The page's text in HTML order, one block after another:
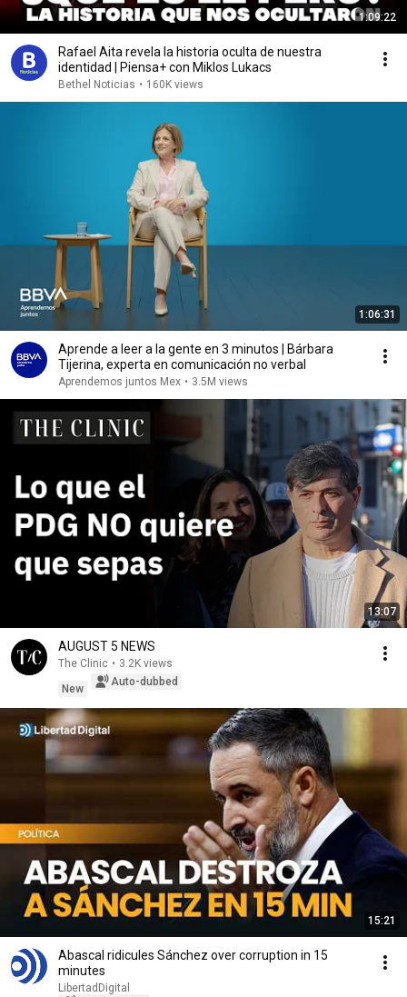
1:09:22
Rafael Aita revela la historia oculta de nuestra
identidad | Piensa+ con Miklos Lukacs
Bethel Noticias • 160K views
1:06:31
Aprende a leer a la gente en 3 minutos | Bárbara
Tijerina, experta en comunicación no verbal
Aprendemos juntos Mex • 3.5M views
13:07
AUGUST 5 NEWS
The Clinic • 3.2K views
New
Auto-dubbed
15:21
Abascal ridicules Sánchez over corruption in 15
minutes
LibertadDigital